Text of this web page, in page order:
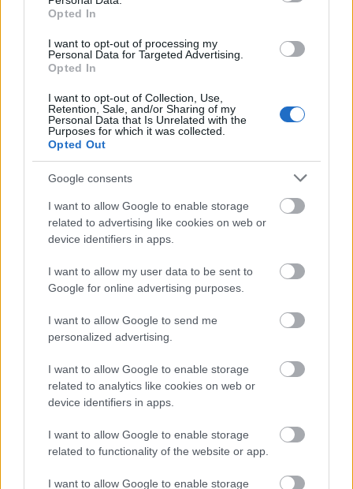
Opted In
I want to opt-out of processing my
Personal Data for Targeted Advertising.
Opted In
I want to opt-out of Collection, Use,
Retention, Sale, and/or Sharing of my
Personal Data that Is Unrelated with the
Purposes for which it was collected.
Opted Out
Google consents
I want to allow Google to enable storage
related to advertising like cookies on web or
device identifiers in apps.
I want to allow my user data to be sent to
Google for online advertising purposes.
I want to allow Google to send me
personalized advertising.
I want to allow Google to enable storage
related to analytics like cookies on web or
device identifiers in apps.
I want to allow Google to enable storage
related to functionality of the website or app.
I want to allow Google to enable storage
coração. Também tem propriedades anti-
arterial e a apoiar a saúde do coração.
Adicionar kimchi às suas refeições pode torná-las
mais saborosas. Também lhe fornece nutrientes
importantes para a saúde geral. Aqui estão alguns
benefícios chave do kimchi para o seu coração:
Ajuda a baixar os níveis de colesterol
Reduz a pressão arterial
Contribui para a redução do risco de doenças
cardíacas
Ilustração de kimchi vibrante com símbolos de saúde
do coração e nutrientes.
informações e resoluções mais elevadas.